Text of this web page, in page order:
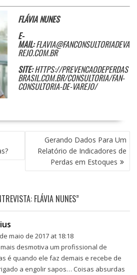
FLÁVIA NUNES
E-
MAIL:FLAVIA@FANCONSULTORIADEVA
REJO.COM.BR
SITE:HTTPS://PREVENCAODEPERDAS
BRASIL.COM.BR/CONSULTORIA/FAN-
CONSULTORIA-DE-VAREJO/
Gerando Dados Para Um
Relatório de Indicadores de
Perdas em Estoques
FLÁVIA NUNES”
maio de 2017 at 18:18
desmotiva um profissional de
é quando ele faz demais e recebe de
a engolir sapos… Coisas absurdas